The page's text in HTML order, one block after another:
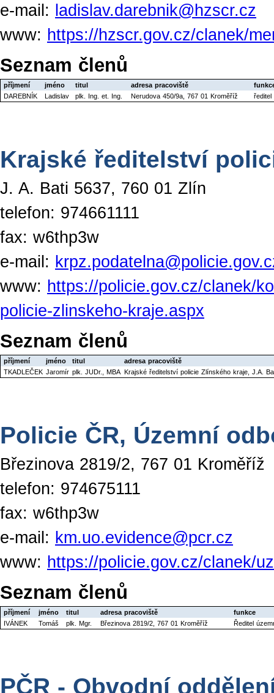
e-mail:
ladislav.darebnik@hzscr.cz
www: https://hzscr.gov.cz/clanek/
Seznam členů
příjmení jméno titul adresa pracoviště
DAREBNÍK
Ladislav plk. Ing. et. Ing. Nerudova 450/9a, 767 01 Kroměříž ředitel
Krajské ředitelství
J. A. Bati 5637, 760 01 Zlín
telefon: 974661111
fax: w6thp3w
e-mail:
www: https://policie.gov.cz/clanek/
policie-zlinskeho-kraje.aspx
Seznam členů
příjmení jméno titul
adresa pracoviště
TKADLEČEK Jaromír plk. JUDr., MBA Krajské ředitelství policie Zlínského kraje, J.A.
Policie ČR, Územní
Březinova 2819/2, 767 01 Kroměříž
telefon: 974675111
fax: w6thp3w
e-mail: km.uo.evidence@pcr.cz
www: https://policie.gov.cz/clanek/
Seznam členů
příjmení jméno titul adresa pracoviště
funkce
IVÁNEK
Tomáš plk. Mgr. Březinova 2819/2, 767 01 Kroměříž Ředitel
PČR - Obvodní